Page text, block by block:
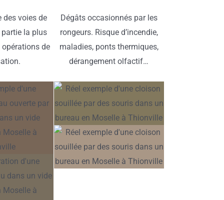
des voies de
la plus
de
Dégâts occasionnés par les
rongeurs. Risque d’incendie,
maladies, ponts thermiques,
dérangement olfactif…